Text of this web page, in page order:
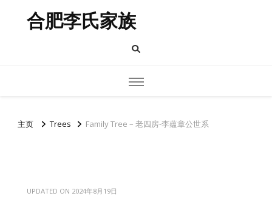
合肥李氏家族
主页 Trees Family Tree – 老四房-李蕴章公世系
UPDATED ON 2024年8月19日